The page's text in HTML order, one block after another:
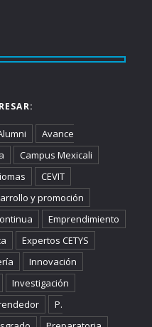
Avance
Campus Mexicali
CEVIT
y promoción
Emprendimiento
Expertos CETYS
Innovación
Investigación
P.